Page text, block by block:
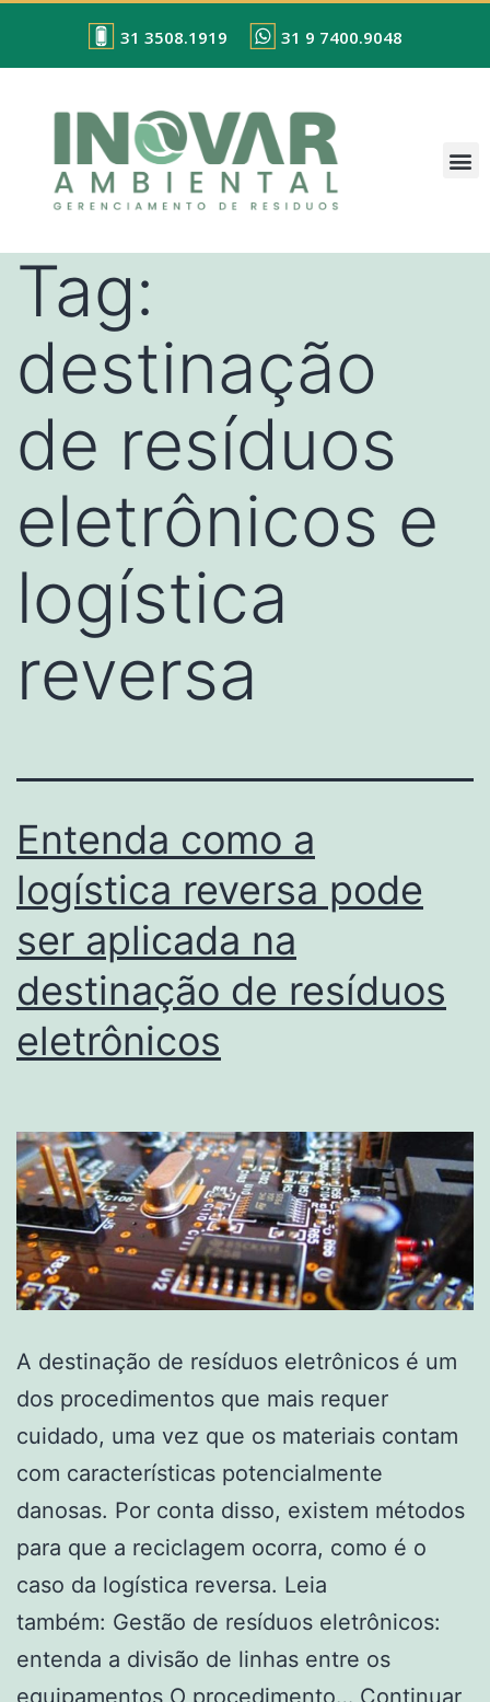
31 3508.1919 31 9 7400.9048
Tag:
destinação
de resíduos
eletrônicos e
logística
reversa
Entenda como a
logística reversa pode
ser aplicada na
destinação de resíduos
eletrônicos
A destinação de resíduos eletrônicos é um
dos procedimentos que mais requer
cuidado, uma vez que os materiais contam
com características potencialmente
danosas. Por conta disso, existem métodos
para que a reciclagem ocorra, como é o
caso da logística reversa. Leia
também: Gestão de resíduos eletrônicos:
entenda a divisão de linhas entre os
equipamentos O procedimento… Continuar